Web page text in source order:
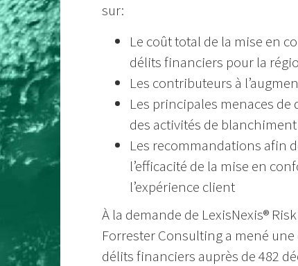
sur:
Le coût total de la mise en
délits financiers pour la
Les contributeurs à
Les principales menaces
des activités de blanchiment
Les recommandations afin
l’efficacité de la mise en
l’expérience client
À la demande de LexisNexis®
Forrester Consulting a mené
délits financiers auprès de 482